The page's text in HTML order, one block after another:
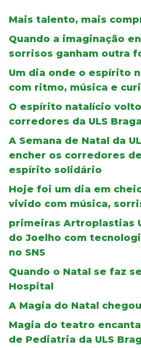
Mais talento, mais
Quando a imaginação
sorrisos ganham outra
Um dia onde o espírito
com ritmo, música e
O espírito natalício
corredores da ULS Braga
A Semana de Natal da
encher os corredores
espírito solidário
Hoje foi um dia em
vivido com música,
primeiras Artroplastias
do Joelho com
no SNS
Quando o Natal se faz
Hospital
A Magia do Natal
Magia do teatro
de Pediatria da ULS